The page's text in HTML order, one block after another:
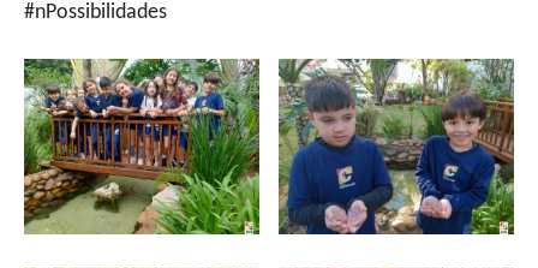
#nPossibilidades